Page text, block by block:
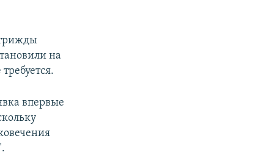
на
впервые